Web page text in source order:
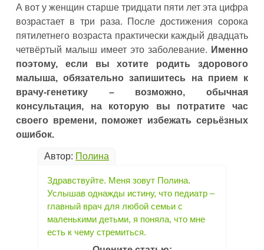
А вот у женщин старше тридцати пяти лет эта цифра
возрастает в три раза. После достижения сорока
пятилетнего возраста практически каждый двадцать
четвёртый малыш имеет это заболевание. Именно
поэтому, если вы хотите родить здорового
малыша, обязательно запишитесь на прием к
врачу-генетику – возможно, обычная
консультация, на которую вы потратите час
своего времени, поможет избежать серьёзных
ошибок.
Автор: Полина
Здравствуйте. Меня зовут Полина.
Услышав однажды истину, что педиатр –
главный врач для любой семьи с
маленькими детьми, я поняла, что мне
есть к чему стремиться.